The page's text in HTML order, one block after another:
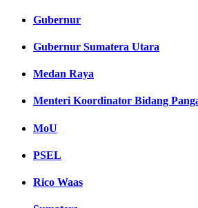
Gubernur
Gubernur Sumatera Utara
Medan Raya
Menteri Koordinator Bidang
MoU
PSEL
Rico Waas